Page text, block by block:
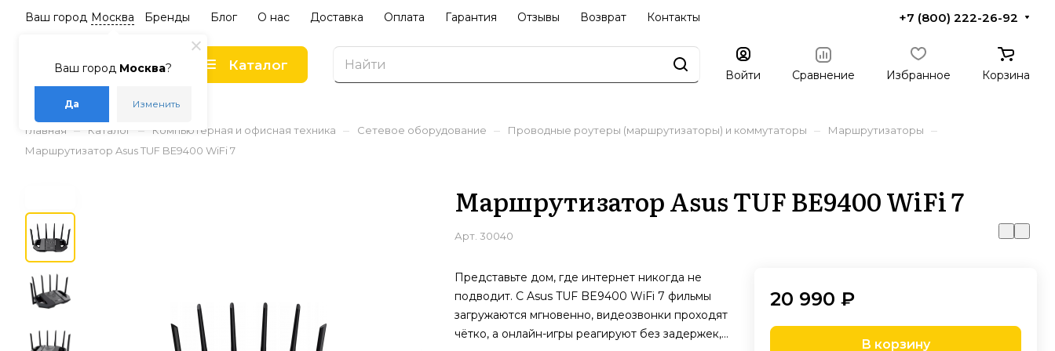
Ваш город Москва?
Да Изменить
Ваш город Москва Бренды Блог О нас Доставка Оплата Гарантия Отзывы Возврат Контакты +7 (800) 222-26-92
Каталог
Войти Сравнение Избранное Корзина
Главная – Каталог – Компьютерная и офисная техника – Сетевое оборудование – Проводные роутеры (маршрутизаторы) и коммутаторы – Маршрутизаторы –
Маршрутизатор Asus TUF BE9400 WiFi 7
Маршрутизатор Asus TUF BE9400 WiFi 7
Арт. 30040
Представьте дом, где интернет никогда не
подводит. С Asus TUF BE9400 WiFi 7 фильмы
загружаются мгновенно, видеозвонки проходят
чётко, а онлайн-игры реагируют без задержек,
20 990 ₽
В корзину